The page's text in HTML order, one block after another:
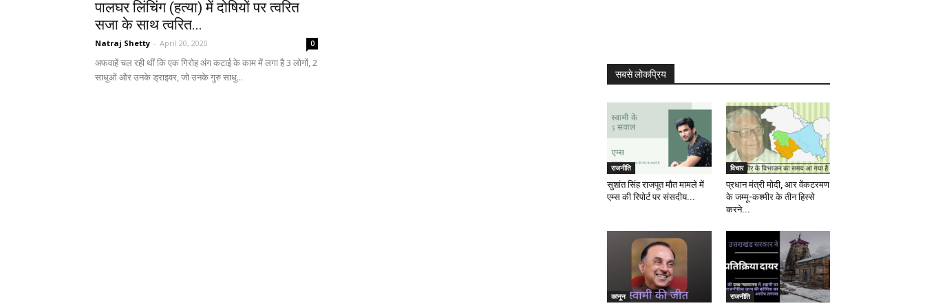
पालघर लिंचिंग (हत्या) में दोषियों पर त्वरित
सजा के साथ त्वरित...
Natraj Shetty - April 20, 2020 0
अफवाहें चल रही थीं कि एक गिरोह अंग कटाई के काम में लगा है 3 लोगों, 2
साधुओं और उनके ड्राइवर, जो उनके गुरु साधु...
सबसे लोकप्रिय
राजनीति
सुशांत सिंह राजपूत मौत मामले में
एम्स की रिपोर्ट पर संसदीय...
विचार
प्रधान मंत्री मोदी, आर वेंकटरमण
के जम्मू-कश्मीर के तीन हिस्से
करने...
कानून राजनीति